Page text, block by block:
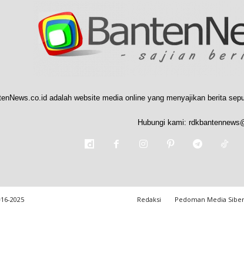
adalah website media online yang menyajikan berita
Hubungi kami:
Redaksi Pedoman Media Siber
2025